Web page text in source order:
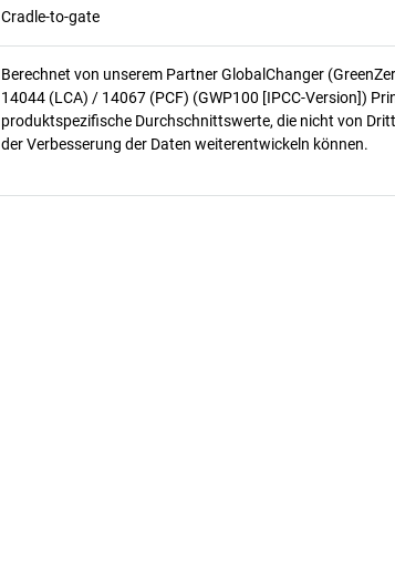
Cradle-to-gate
Berechnet von unserem Partner GlobalChanger
14044 (LCA) / 14067 (PCF) (GWP100 [IPCC-Version])
produktspezifische Durchschnittswerte, die nicht von
der Verbesserung der Daten weiterentwickeln können.